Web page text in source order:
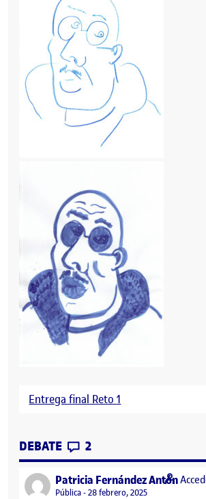
Entrega final Reto 1
DEBATE CONTRIBUTIONS
2EN FLASH 1
Patricia Fernández Antónsays:
Visibilidad:
Pública 28 febrero, 2025